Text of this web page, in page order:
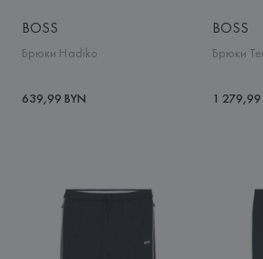
BOSS
Брюки Hadiko
639,99 BYN
BOSS
Брюки
1 279,99